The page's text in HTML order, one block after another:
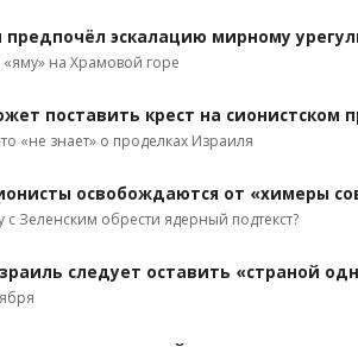
эскалацию мирному
на Храмовой горе
поставить крест на сионистском
«не знает» о проделках Израиля
освобождаются от «химеры
Зеленским обрести ядерный подтекст?
следует оставить «страной